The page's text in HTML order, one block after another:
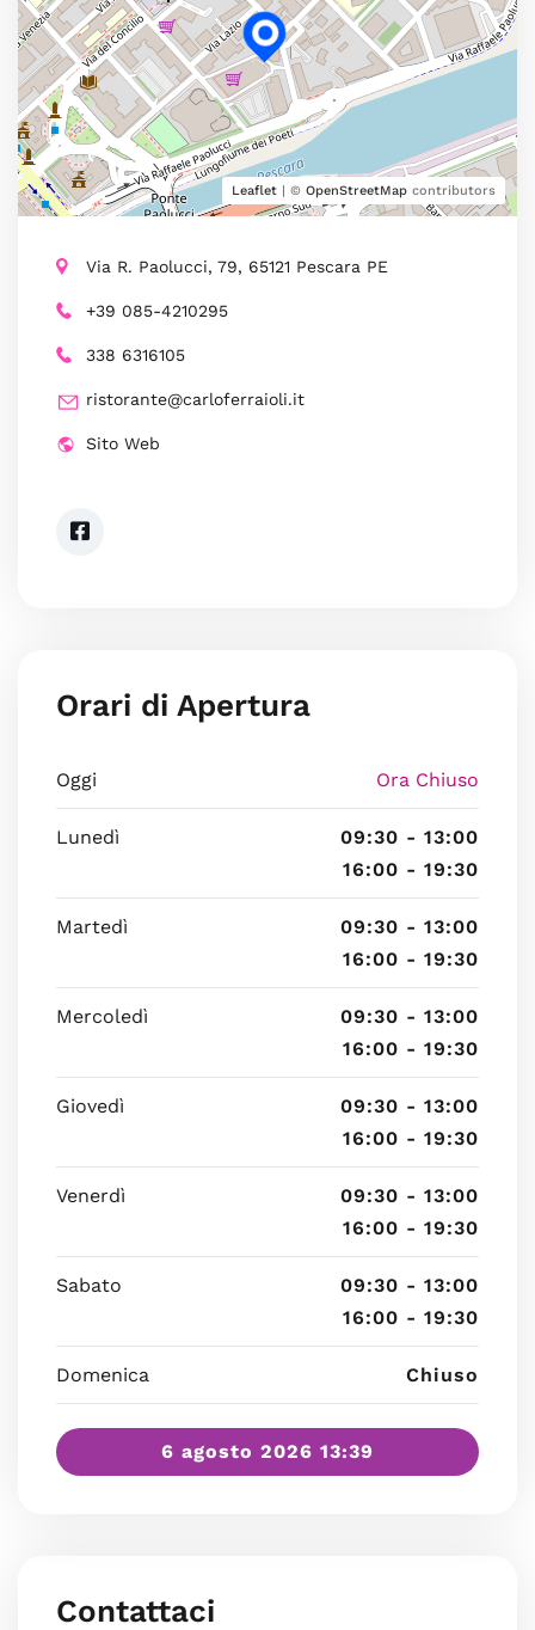
Leaflet | © OpenStreetMap contributors
Via R. Paolucci, 79, 65121 Pescara PE
+39 085-4210295
338 6316105
ristorante@carloferraioli.it
Sito Web
Orari di Apertura
Oggi Ora Chiuso
Lunedì
09:30 - 13:00
16:00 - 19:30
Martedì
09:30 - 13:00
16:00 - 19:30
Mercoledì
09:30 - 13:00
16:00 - 19:30
Giovedì
09:30 - 13:00
16:00 - 19:30
Venerdì
09:30 - 13:00
16:00 - 19:30
Sabato
09:30 - 13:00
16:00 - 19:30
Domenica Chiuso
6 agosto 2026 13:39
Contattaci